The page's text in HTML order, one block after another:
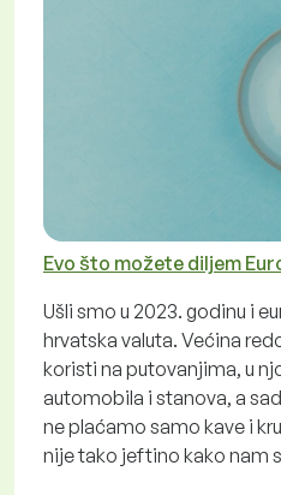
Evo što možete diljem
Ušli smo u 2023. godinu i
hrvatska valuta. Većina
koristi na putovanjima, u
automobila i stanova, a
ne plaćamo samo kave i
nije tako jeftino kako nam